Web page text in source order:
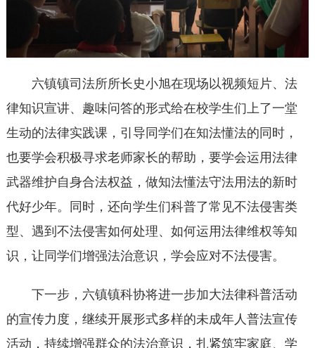
六镇镇司法所所长史小旭在现场以视频短片、法
律知识宣讲、趣味问答的形式给在校学生们上了一堂
生动的法律实践课，引导同学们在知法懂法的同时，
也要学会积极寻求老师家长的帮助，要学会运用法律
武器维护自身合法权益，做知法懂法守法用法的新时
代好少年。同时，还向学生们科普了常见不法侵害类
型、遇到不法侵害如何处理、如何运用法律维权等知
识，让同学们增强法治意识，学会应对不法侵害。
下一步，六镇镇科协将进一步加大法律科普活动
的宣传力度，继续开展形式多样的未成年人普法宣传
活动，持续增强群众的法治意识，扎紧筑牢家庭、学